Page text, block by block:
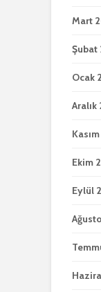
Mart
Şubat
Ocak
Aralık
Ekim
Eylül